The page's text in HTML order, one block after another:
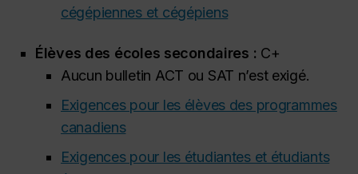
cégépiennes et cégépiens
Élèves des écoles secondaires : C+
Aucun bulletin ACT ou SAT n’est exigé.
Exigences pour les élèves des programmes
canadiens
Exigences pour les étudiantes et étudiants